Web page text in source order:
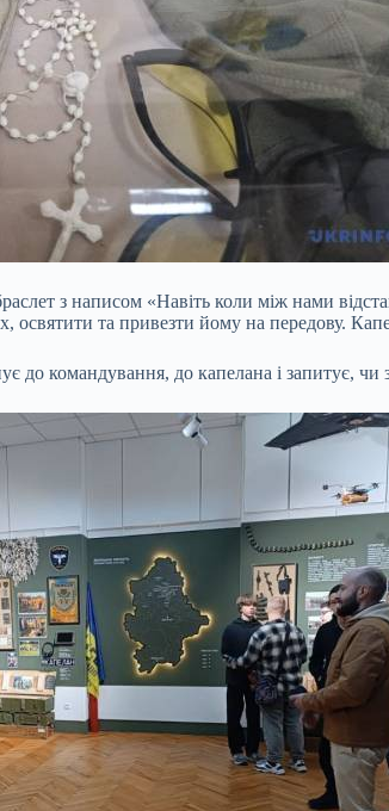
з написом «Навіть коли між нами
освятити та привезти йому на передову.
до командування, до капелана і запитує, чи